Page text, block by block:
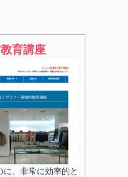
育講座
、非常に効率的と